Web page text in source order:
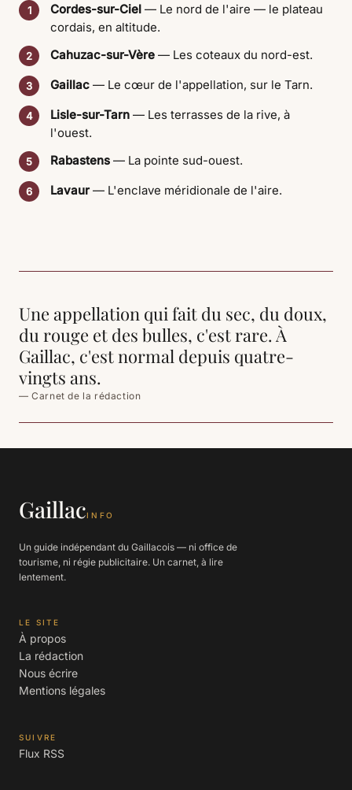
1 Cordes-sur-Ciel — Le nord de l'aire — le plateau
cordais, en altitude.
2 Cahuzac-sur-Vère — Les coteaux du nord-est.
3 Gaillac — Le cœur de l'appellation, sur le Tarn.
4 Lisle-sur-Tarn — Les terrasses de la rive, à
l'ouest.
5 Rabastens — La pointe sud-ouest.
6 Lavaur— L'enclave méridionale de l'aire.
Une appellation qui fait du sec, du doux,
du rouge et des bulles, c'est rare. À
Gaillac, c'est normal depuis quatre-
vingts ans.
— Carnet de la rédaction
GaillacINFO
Un guide indépendant du Gaillacois — ni office de
tourisme, ni régie publicitaire. Un carnet, à lire
lentement.
LE SITE
À propos
La rédaction
Nous écrire
Mentions légales
SUIVRE
Flux RSS